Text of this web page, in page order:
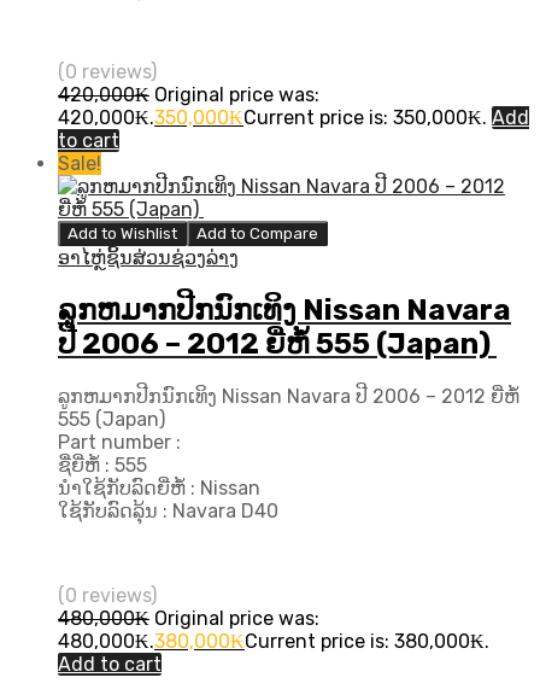
(0 reviews)
420,000₭ Original price was:
420,000₭.350,000₭Current price is: 350,000₭. Add
to cart
Sale!
Add to Wishlist Add to Compare
ອາໄຫຼ່ຊິ້ນສ່ວນຊ່ວງລ່າງ
ລູກຫມາກປີກນົກເທິງ Nissan Navara
ປີ 2006 – 2012 ຍີ່ຫໍ້ 555 (Japan)
ລູກຫມາກປີກນົກເທິງ Nissan Navara ປີ 2006 – 2012 ຍີ່ຫໍ້
555 (Japan)
Part number :
ຊື່ຍີ່ຫໍ້ : 555
ນຳໃຊ້ກັບລົດຍີ່ຫໍ້ : Nissan
ໃຊ້ກັບລົດລຸ້ນ : Navara D40
(0 reviews)
480,000₭ Original price was:
480,000₭.380,000₭Current price is: 380,000₭.
Add to cart